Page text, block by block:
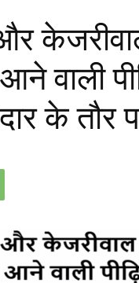
वाली
के